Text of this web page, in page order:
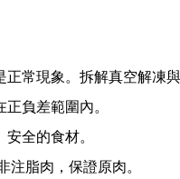
常現象。拆解真空解凍
負差範圍內。
全的食材。
注脂肉，保證原肉。